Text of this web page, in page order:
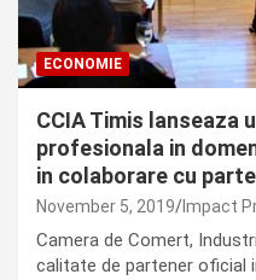
ECONOMIE
CCIA Timis lanseaza
profesionala in
in colaborare cu
November 5, 2019 Impact
Camera de Comert,
calitate de partener oficial